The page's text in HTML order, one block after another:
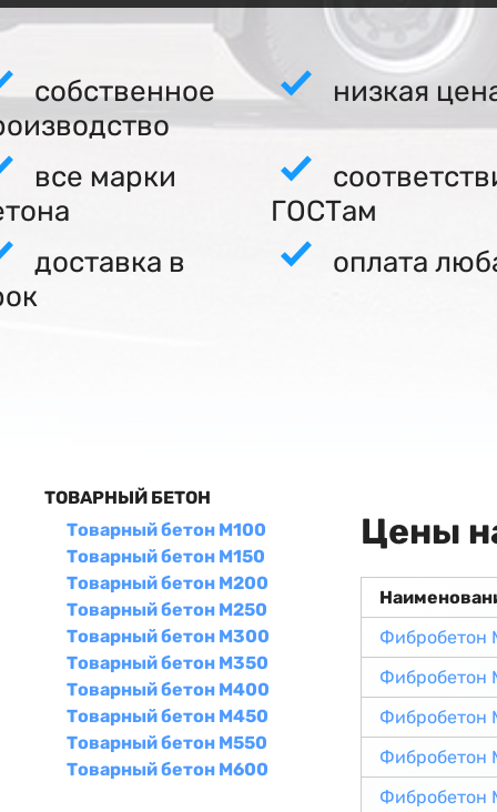
собственное
низкая
все марки
ГОСТам
доставка в
оплата
ТОВАРНЫЙ БЕТОН
Товарный бетон М100
Товарный бетон М150
Товарный бетон М200
Товарный бетон М250
Товарный бетон М300
Товарный бетон М350
Товарный бетон М400
Товарный бетон М450
Товарный бетон М550
Товарный бетон М600
Цены
Фибробетон
Фибробетон
Фибробетон
Фибробетон
Фибробетон